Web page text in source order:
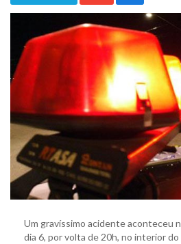
Um gravíssimo acidente aconteceu
dia 6, por volta de 20h, no interior